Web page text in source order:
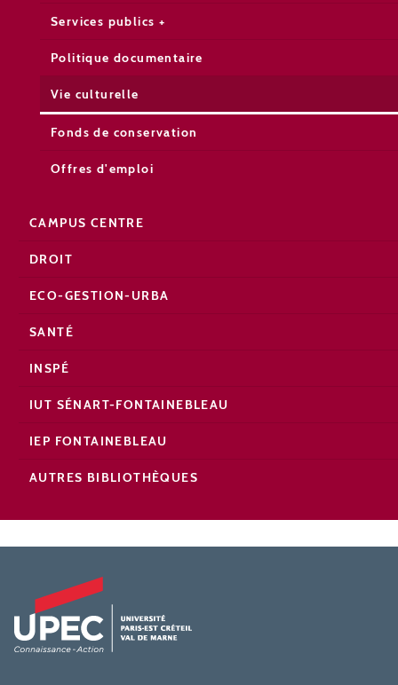
Services publics +
Politique documentaire
Vie culturelle
Fonds de conservation
Offres d'emploi
CAMPUS CENTRE
DROIT
ECO-GESTION-URBA
SANTÉ
INSPÉ
IUT SÉNART-FONTAINEBLEAU
IEP FONTAINEBLEAU
AUTRES BIBLIOTHÈQUES